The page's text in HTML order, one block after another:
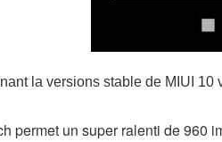
la versions stable de MIUI
permet un super ralenti de 960